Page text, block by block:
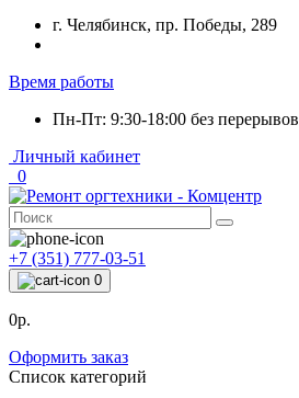
г. Челябинск, пр. Победы, 289
Время работы
Пн-Пт: 9:30-18:00 без перерывов
Личный кабинет
0
+7 (351) 777-03-51
0
0р.
Оформить заказ
Список категорий